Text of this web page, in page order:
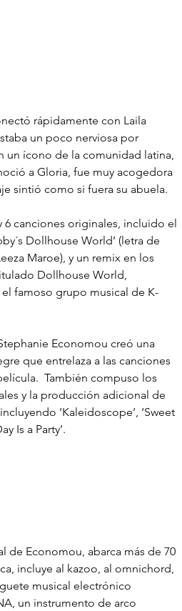
rápidamente con Laila
un poco nerviosa por
un ícono de la comunidad latina,
a Gloria, fue muy acogedora
sintió como si fuera su abuela.
6 canciones originales, incluido el
Dollhouse World’ (letra de
Maroe), y un remix en los
Dollhouse World,
famoso grupo musical de K-
Economou creó una
que entrelaza a las canciones
También compuso los
y la producción adicional de
‘Kaleidoscope’, ‘Sweet
Is a Party’.
de Economou, abarca más de 70
incluye al kazoo, al omnichord,
musical electrónico
un instrumento de arco